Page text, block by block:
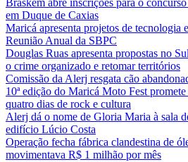
Braskem abre inscrições para o
em Duque de Caxias
Maricá apresenta projetos de tecnologia
Reunião Anual da SBPC
Douglas Ruas apresenta propostas no
o crime organizado e retomar territórios
Comissão da Alerj resgata cão
10ª edição do Maricá Moto Fest
quatro dias de rock e cultura
Alerj dá o nome de Gloria Maria à sala
edifício Lúcio Costa
Operação fecha fábrica clandestina de
movimentava R$ 1 milhão por mês